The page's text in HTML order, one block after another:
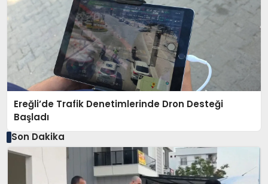
Ereğli’de Trafik Denetimlerinde Dron Desteği
Başladı
Son Dakika